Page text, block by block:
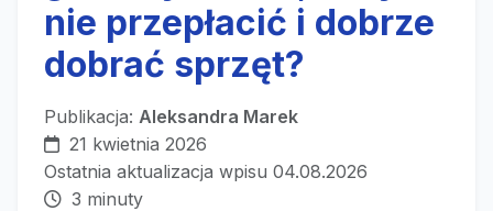
nie przepłacić i dobrze
dobrać sprzęt?
Publikacja: Aleksandra Marek
21 kwietnia 2026
Ostatnia aktualizacja wpisu 04.08.2026
3 minuty